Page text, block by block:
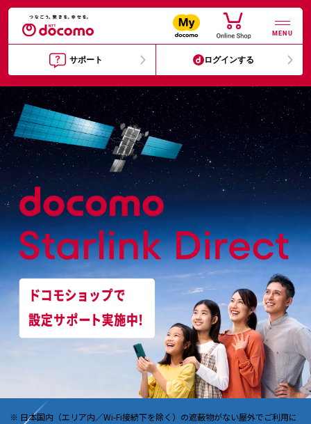
MENU
サポート ログインする
日本国内（エリア内／Wi-Fi接続下を除く）の遮蔽物がない屋外でご利用に